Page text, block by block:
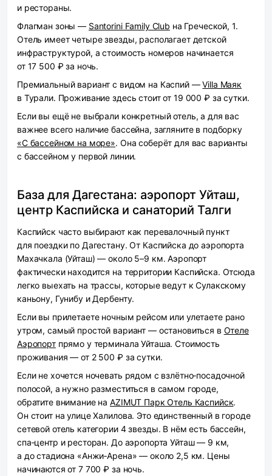
и рестораны.
Флагман зоны — Santorini Family Club на Греческой, 1.
Отель имеет четыре звезды, располагает детской
инфраструктурой, а стоимость номеров начинается
от 17 500 ₽ за ночь.
Премиальный вариант с видом на Каспий —Villa Маяк
в Турали. Проживание здесь стоит от 19 000 ₽ за сутки.
Если вы ещё не выбрали конкретный отель, а для вас
важнее всего наличие бассейна, загляните в подборку
«С бассейном на море». Она соберёт для вас варианты
с бассейном у первой линии.
База для Дагестана: аэропорт Уйташ,
центр Каспийска и санаторий Талги
Каспийск часто выбирают как перевалочный пункт
для поездки по Дагестану. От Каспийска до аэропорта
Махачкала (Уйташ) — около 5–9 км. Аэропорт
фактически находится на территории Каспийска. Отсюда
легко выехать на трассы, которые ведут к Сулакскому
каньону, Гунибу и Дербенту.
Если вы прилетаете ночным рейсом или улетаете рано
утром, самый простой вариант — остановиться в Отеле
Аэропортпрямо у терминала Уйташа. Стоимость
проживания — от 2 500 ₽ за сутки.
Если не хочется ночевать рядом с взлётно‑посадочной
полосой, а нужно разместиться в самом городе,
обратите внимание наAZIMUT Парк Отель Каспийск.
Он стоит на улице Халилова. Это единственный в городе
сетевой отель категории 4 звезды. В нём есть бассейн,
спа‑центр и ресторан. До аэропорта Уйташ — 9 км,
а до стадиона «Анжи‑Арена» — около 2,5 км. Цены
начинаются от 7 700 ₽ за ночь.